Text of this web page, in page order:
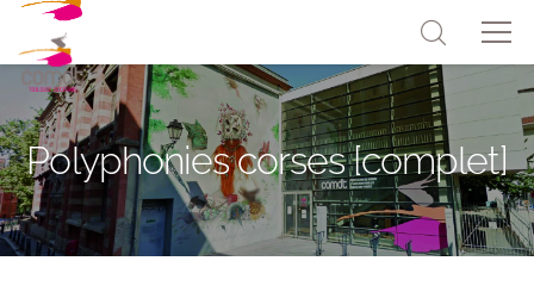
Polyphonies corses [complet]